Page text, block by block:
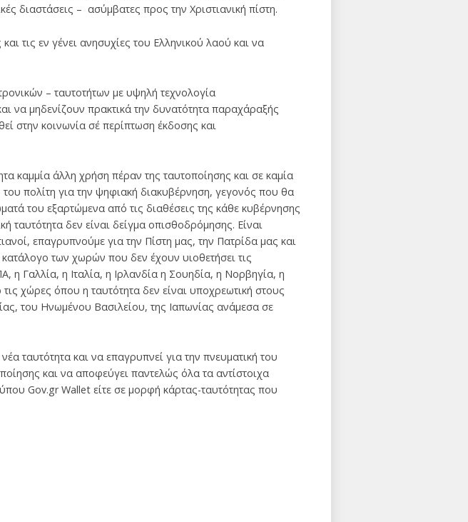
διαστάσεις – ασύμβατες προς την Χριστιανική πίστη.
τις εν γένει ανησυχίες του Ελληνικού λαού και να
– ταυτοτήτων με υψηλή τεχνολογία
να μηδενίζουν πρακτικά την δυνατότητα παραχάραξής
στην κοινωνία σέ περίπτωση έκδοσης και
καμμία άλλη χρήση πέραν της ταυτοποίησης και σε καμία
πολίτη για την ψηφιακή διακυβέρνηση, γεγονός που θα
του εξαρτώμενα από τις διαθέσεις της κάθε κυβέρνησης
ταυτότητα δεν είναι δείγμα οπισθοδρόμησης. Είναι
επαγρυπνούμε για την Πίστη μας, την Πατρίδα μας και
κατάλογο των χωρών που δεν έχουν υιοθετήσει τις
η Γαλλία, η Ιταλία, η Ιρλανδία η Σουηδία, η Νορβηγία, η
χώρες όπου η ταυτότητα δεν είναι υποχρεωτική στους
του Ηνωμένου Βασιλείου, της Ιαπωνίας ανάμεσα σε
ταυτότητα και να επαγρυπνεί για την πνευματική του
και να αποφεύγει παντελώς όλα τα αντίστοιχα
Gov.gr Wallet είτε σε μορφή κάρτας-ταυτότητας που